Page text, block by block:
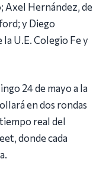
Axel Hernández, de
y Diego
U.E. Colegio Fe y
24 de mayo a la
en dos rondas
real del
donde cada